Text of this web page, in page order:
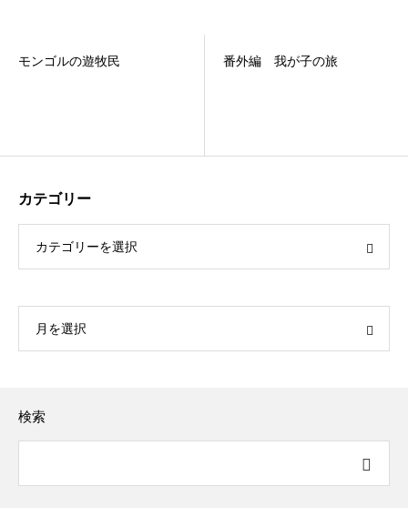
モンゴルの遊牧民 番外編 我が子の旅
カテゴリー
カテゴリーを選択
月を選択
検索